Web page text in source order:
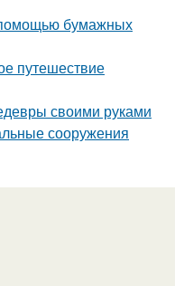
помощью бумажных
путешествие
своими руками
сооружения